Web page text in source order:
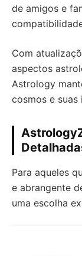
de amigos e
Com
aspectos
Astrology
cosmos e suas
Para aqueles
e abrangente
uma escolha